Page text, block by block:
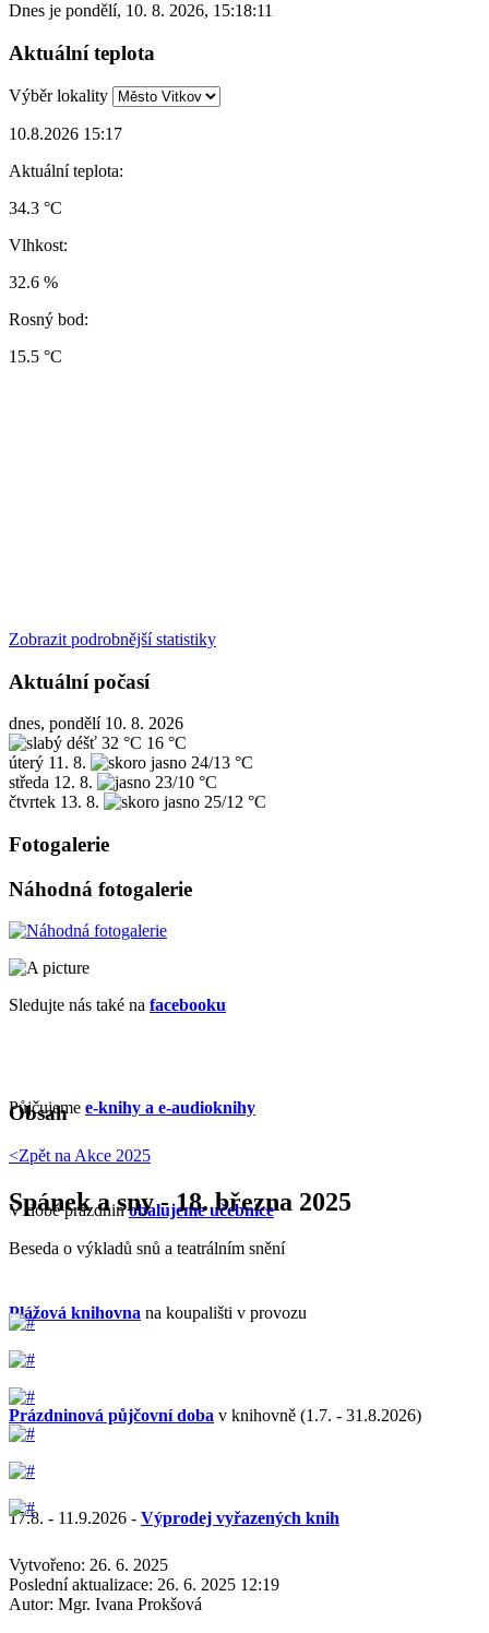
Dnes je pondělí, 10. 8. 2026, 15:18:11
Aktuální teplota
Výběr lokality
10.8.2026 15:17
Aktuální teplota:
34.3 °C
Vlhkost:
32.6 %
Rosný bod:
15.5 °C
Zobrazit podrobnější statistiky
Aktuální počasí
dnes, pondělí 10. 8. 2026
32 °C 16 °C
úterý 11. 8.
24/13 °C
středa 12. 8.
23/10 °C
čtvrtek 13. 8. 25/12 °C
Fotogalerie
Náhodná fotogalerie
Sledujte nás také na facebooku
Půjčujeme e-knihy a e-audioknihy
V době prázdninobalujeme učebnice
Plážová knihovna na koupališti v provozu
Prázdninová půjčovní doba v knihovně (1.7. - 31.8.2026)
17.8. - 11.9.2026 - Výprodej vyřazených knih
Obsah
<Zpět na Akce 2025
Spánek a sny - 18. března 2025
Beseda o výkladů snů a teatrálním snění
Vytvořeno: 26. 6. 2025
Poslední aktualizace: 26. 6. 2025 12:19
Autor: Mgr. Ivana Prokšová